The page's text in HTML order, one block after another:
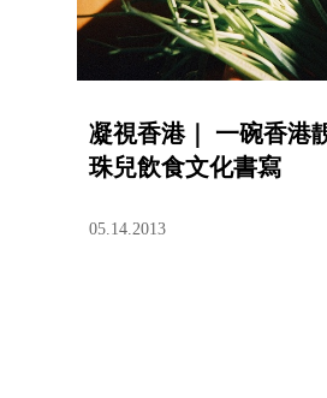
凝視香港｜ 一碗香港
珠兒飲食文化書寫
05.14.2013